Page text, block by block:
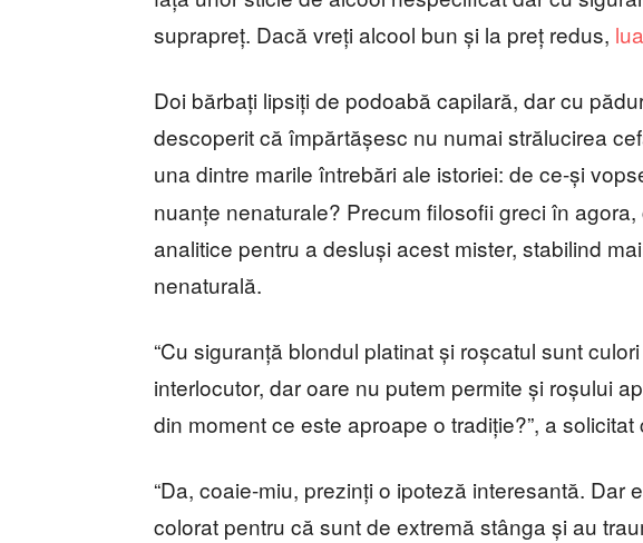
suprapreț. Dacă vreți alcool bun și la preț redus,
Doi bărbați lipsiți de podoabă capilară, dar cu
descoperit că împărtășesc nu numai strălucirea
una dintre marile întrebări ale istoriei: de ce-și
nuanțe nenaturale? Precum filosofii greci în
analitice pentru a desluși acest mister, stabilind
nenaturală.
“Cu siguranță blondul platinat și roșcatul sunt
interlocutor, dar oare nu putem permite și roșului
din moment ce este aproape o tradiție?”, a
“Da, coaie-miu, prezinți o ipoteză interesantă. Dar
colorat pentru că sunt de extremă stânga și au